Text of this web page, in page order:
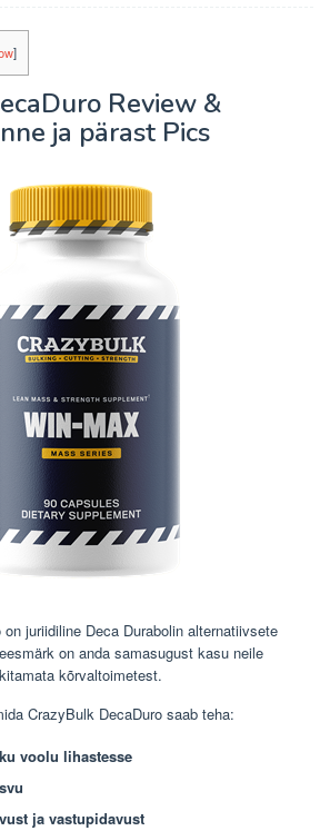
]
Review &
ja pärast Pics
juriidiline Deca Durabolin alternatiivsete
on anda samasugust kasu neile
kõrvaltoimetest.
CrazyBulk DecaDuro saab teha:
voolu lihastesse
ja vastupidavust